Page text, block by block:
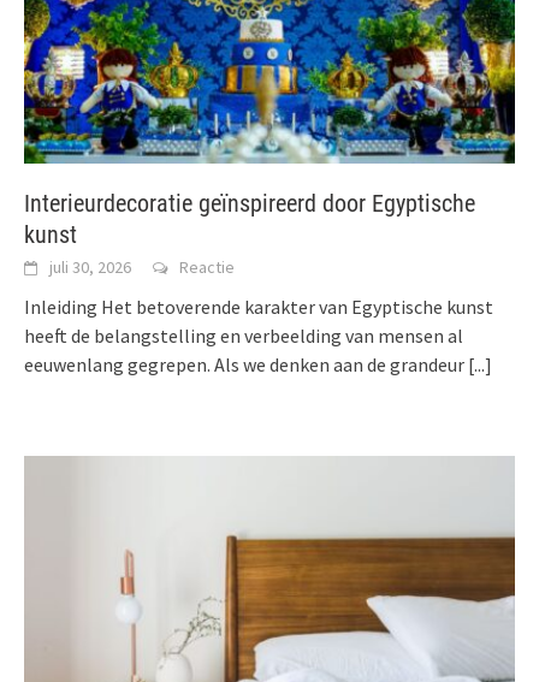
Interieurdecoratie geïnspireerd door Egyptische
kunst
juli 30, 2026 Reactie
Inleiding Het betoverende karakter van Egyptische kunst
heeft de belangstelling en verbeelding van mensen al
eeuwenlang gegrepen. Als we denken aan de grandeur [...]